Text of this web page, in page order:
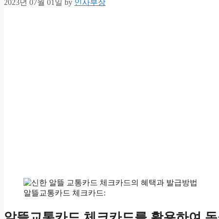
2023년 07월 01일 by 인사부장
알뜰교통카드 체크카드: